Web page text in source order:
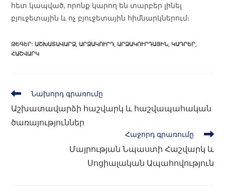
հետ կապված, որոնք կարող են տարբեր լինել
բյուջետային և ոչ բյուջետային հիմնարկներում։
ԹԵԳԵՐ: ԱՇԽԱՏԱՎԱՐՁ, ԱՐՁԱԿՈՒՐԴ, ԱՐՁԱԿՈՒՐԴԱՅԻՆ, ԿԱԴՐԵՐ,
ՀԱՇՎԱՐԿ
Նախորդ գրառումը
Աշխատավարձի հաշվարկ և հաշվապահական
ծառայություններ
Հաջորդ գրառումը
Մայրության Նպաստի Հաշվարկ և
Սոցիալական Ապահովություն